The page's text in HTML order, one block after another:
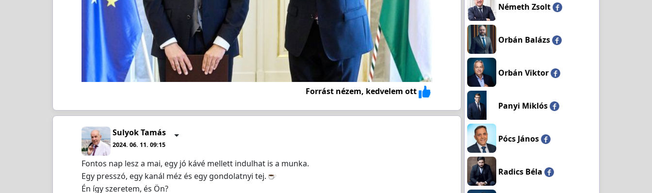
Forrást nézem, kedvelem ott
Sulyok Tamás
2024. 06. 11. 09:15
Fontos nap lesz a mai, egy jó kávé mellett indulhat is a munka.
Egy presszó, egy kanál méz és egy gondolatnyi tej.
Én így szeretem, és Ön?
Németh Zsolt
Orbán Balázs
Orbán Viktor
Panyi Miklós
Pócs János
Radics Béla